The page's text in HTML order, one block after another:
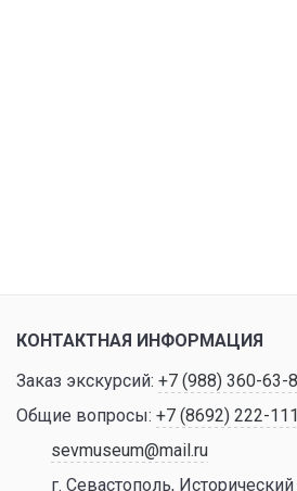
КОНТАКТНАЯ ИНФОРМАЦИЯ
Заказ экскурсий: +7 (988) 360-63-
Общие вопросы: +7 (8692) 222-111
sevmuseum@mail.ru
г. Севастополь,